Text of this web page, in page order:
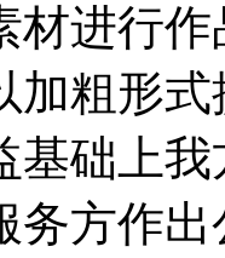
材进行
加粗形
基础上
务方作